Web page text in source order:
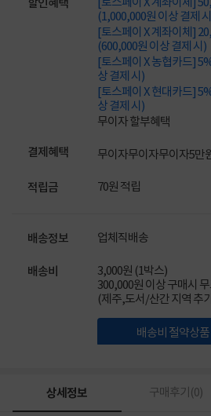
할인혜택
[토스페이 X 계좌이체]
(1,000,000원 이상 결제
[토스페이 X 계좌이체]
(600,000원 이상 결제 시)
[토스페이 X 농협카드]
상 결제 시)
[토스페이 X 현대카드]
상 결제 시)
무이자 할부혜택
결제혜택 무이자무이자무이자5만
적립금 70원 적립
배송정보 업체직배송
배송비
3,000원 (1박스)
300,000원 이상 구매시
(제주,도서/산간 지역 추
배송비 절약상품
상세정보 구매후기(0)